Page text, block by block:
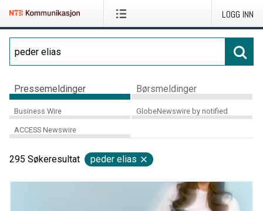
LOGG INN
Pressemeldinger Børsmeldinger
Business Wire GlobeNewswire by notified
ACCESS Newswire
295 Søkeresultat peder elias